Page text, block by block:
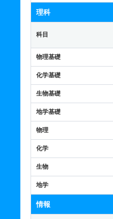
理科
科目
物理基礎
化学基礎
生物基礎
地学基礎
物理
化学
生物
地学
情報